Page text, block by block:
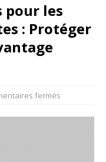
pour les
: Protéger
fermés